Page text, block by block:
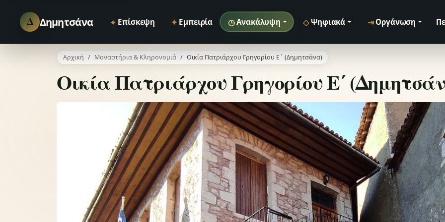
Δ Δημητσάνα ⌖ Επίσκεψη ✦ Εμπειρία ◷Ανακάλυψη ◇ Ψηφιακά ⇥ Οργάνωση
Αρχική Μοναστήρια & Κληρονομιά Οικία Πατριάρχου Γρηγορίου Ε΄ (Δημητσάνα)
Οικία Πατριάρχου Γρηγορίου Ε΄